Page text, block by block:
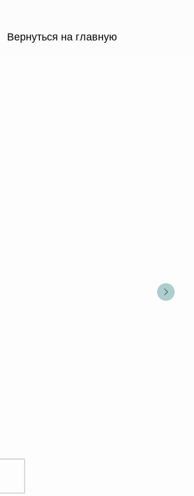
Вернуться на главную